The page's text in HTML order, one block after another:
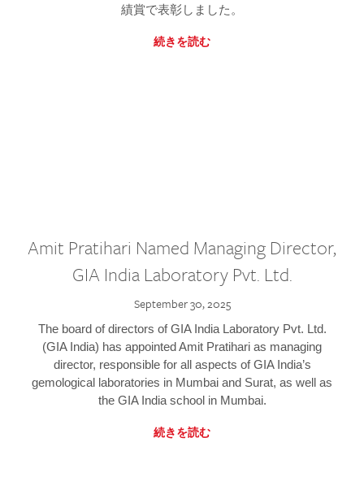
績賞で表彰しました。
続きを読む
Amit Pratihari Named Managing Director,
GIA India Laboratory Pvt. Ltd.
September 30, 2025
The board of directors of GIA India Laboratory Pvt. Ltd.
(GIA India) has appointed Amit Pratihari as managing
director, responsible for all aspects of GIA India’s
gemological laboratories in Mumbai and Surat, as well as
the GIA India school in Mumbai.
続きを読む